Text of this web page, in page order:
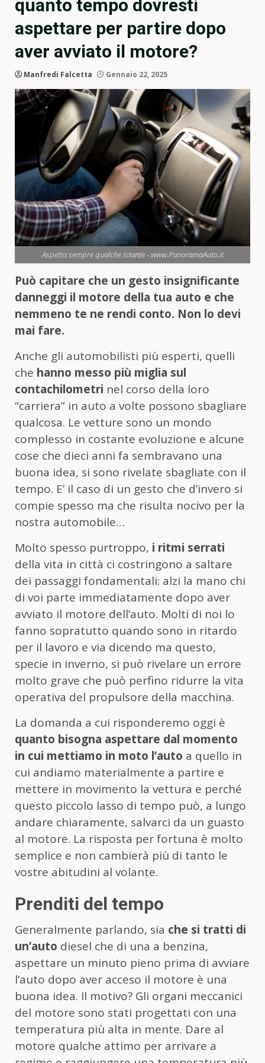
quanto tempo dovresti
aspettare per partire dopo
aver avviato il motore?
Manfredi Falcetta Gennaio 22, 2025
Aspetta sempre qualche istante - www.PanoramaAuto.it
Può capitare che un gesto insignificante
danneggi il motore della tua auto e che
nemmeno te ne rendi conto. Non lo devi
mai fare.
Anche gli automobilisti più esperti, quelli
che hanno messo più miglia sul
contachilometri nel corso della loro
“carriera” in auto a volte possono sbagliare
qualcosa. Le vetture sono un mondo
complesso in costante evoluzione e alcune
cose che dieci anni fa sembravano una
buona idea, si sono rivelate sbagliate con il
tempo. E’ il caso di un gesto che d’invero si
compie spesso ma che risulta nocivo per la
nostra automobile…
Molto spesso purtroppo, i ritmi serrati
della vita in città ci costringono a saltare
dei passaggi fondamentali: alzi la mano chi
di voi parte immediatamente dopo aver
avviato il motore dell’auto. Molti di noi lo
fanno sopratutto quando sono in ritardo
per il lavoro e via dicendo ma questo,
specie in inverno, si può rivelare un errore
molto grave che può perfino ridurre la vita
operativa del propulsore della macchina.
La domanda a cui risponderemo oggi è
quanto bisogna aspettare dal momento
in cui mettiamo in moto l’auto a quello in
cui andiamo materialmente a partire e
mettere in movimento la vettura e perché
questo piccolo lasso di tempo può, a lungo
andare chiaramente, salvarci da un guasto
al motore. La risposta per fortuna è molto
semplice e non cambierà più di tanto le
vostre abitudini al volante.
Prenditi del tempo
Generalmente parlando, sia che si tratti di
un’auto diesel che di una a benzina,
aspettare un minuto pieno prima di avviare
l’auto dopo aver acceso il motore è una
buona idea. Il motivo? Gli organi meccanici
del motore sono stati progettati con una
temperatura più alta in mente. Dare al
motore qualche attimo per arrivare a